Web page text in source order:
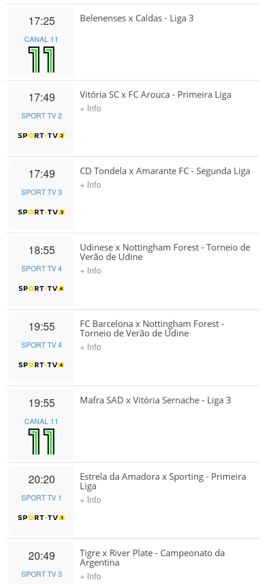
17:25
CANAL 11
Belenenses x Caldas - Liga 3
17:49
SPORT TV 2
Vitória SC x FC Arouca - Primeira Liga
+ Info
17:49
SPORT TV 3
CD Tondela x Amarante FC - Segunda Liga
+ Info
18:55
SPORT TV 4
Udinese x Nottingham Forest - Torneio de
Verão de Udine
+ Info
19:55
SPORT TV 4
FC Barcelona x Nottingham Forest -
Torneio de Verão de Udine
+ Info
19:55
CANAL 11
Mafra SAD x Vitória Sernache - Liga 3
20:20
SPORT TV 1
Estrela da Amadora x Sporting - Primeira
Liga
+ Info
20:49
SPORT TV 3
Tigre x River Plate - Campeonato da
Argentina
+ Info